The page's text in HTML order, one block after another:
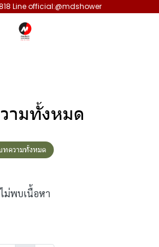
Line official:@mdshower
ามทั้งหมด
ทความทั้งหมด
ไม่พบเนื้อหา